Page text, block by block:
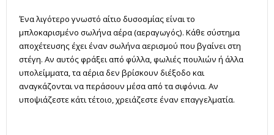
Ένα λιγότερο γνωστό αίτιο δυσοσμίας είναι το
μπλοκαρισμένο σωλήνα αέρα (αεραγωγός). Κάθε σύστημα
αποχέτευσης έχει έναν σωλήνα αερισμού που βγαίνει στη
στέγη. Αν αυτός φράξει από φύλλα, φωλιές πουλιών ή άλλα
υπολείμματα, τα αέρια δεν βρίσκουν διέξοδο και
αναγκάζονται να περάσουν μέσα από τα σιφόνια. Αν
υποψιάζεστε κάτι τέτοιο, χρειάζεστε έναν επαγγελματία.